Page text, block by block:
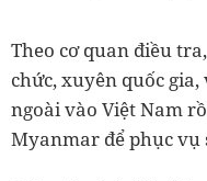
Theo cơ quan điều
chức, xuyên quốc
ngoài vào Việt Nam
Myanmar để phục vụ